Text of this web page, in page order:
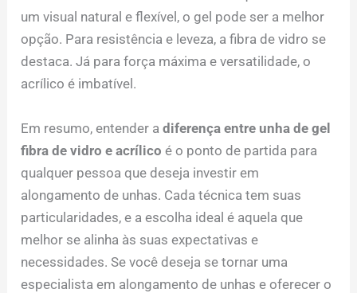
um visual natural e flexível, o gel pode ser a melhor
opção. Para resistência e leveza, a fibra de vidro se
destaca. Já para força máxima e versatilidade, o
acrílico é imbatível.
Em resumo, entender adiferença entre unha de gel
fibra de vidro e acrílico é o ponto de partida para
qualquer pessoa que deseja investir em
alongamento de unhas. Cada técnica tem suas
particularidades, e a escolha ideal é aquela que
melhor se alinha às suas expectativas e
necessidades. Se você deseja se tornar uma
especialista em alongamento de unhas e oferecer o